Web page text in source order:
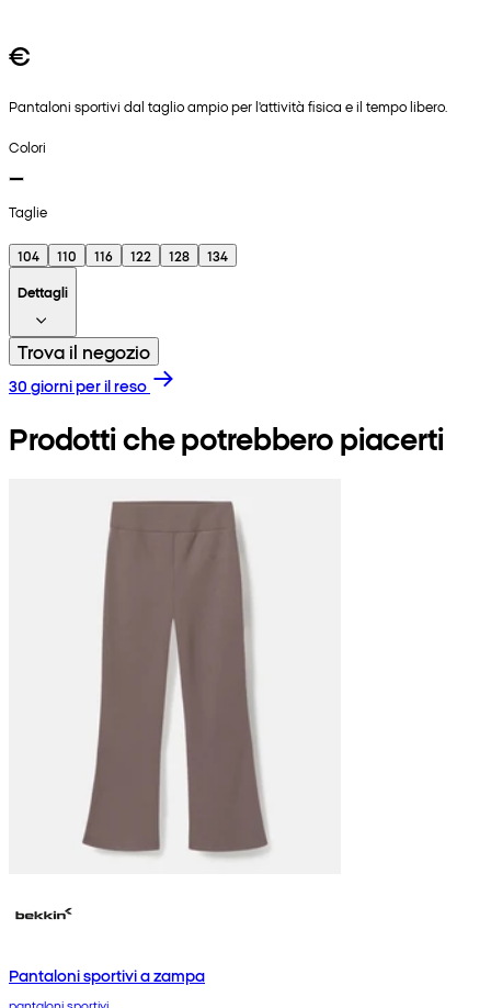
€
Pantaloni sportivi dal taglio ampio per l'attività fisica e il tempo libero.
Colori
Taglie
104 110 116 122 128
134
Dettagli
Trova il negozio
30 giorni per il reso
Prodotti che potrebbero piacerti
Pantaloni sportivi a zampa